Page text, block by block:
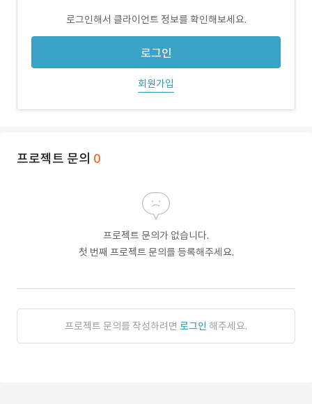
로그인해서 클라이언트 정보를 확인해보세요.
로그인
회원가입
프로젝트 문의 0
프로젝트 문의가 없습니다.
첫 번째 프로젝트 문의를 등록해주세요.
프로젝트 문의를 작성하려면 로그인 해주세요.